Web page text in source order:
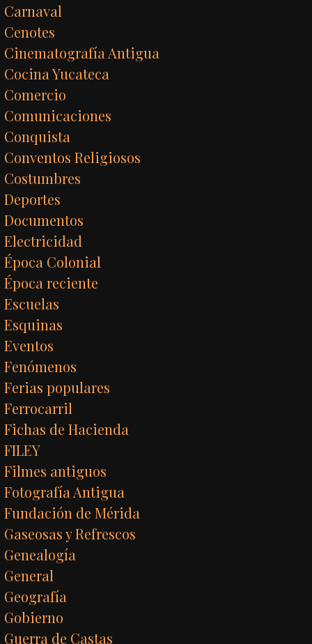
Carnaval
Cenotes
Cinematografía Antigua
Cocina Yucateca
Comercio
Comunicaciones
Conquista
Conventos Religiosos
Costumbres
Deportes
Documentos
Electricidad
Época Colonial
Época reciente
Escuelas
Esquinas
Eventos
Fenómenos
Ferias populares
Ferrocarril
Fichas de Hacienda
FILEY
Filmes antiguos
Fotografía Antigua
Fundación de Mérida
Gaseosas y Refrescos
Genealogía
General
Geografía
Gobierno
Guerra de Castas